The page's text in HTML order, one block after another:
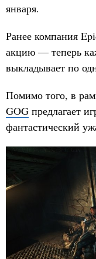
января.
Ранее компания
акцию — теперь
выкладывает по
Помимо того, в
GOG предлагает
фантастический